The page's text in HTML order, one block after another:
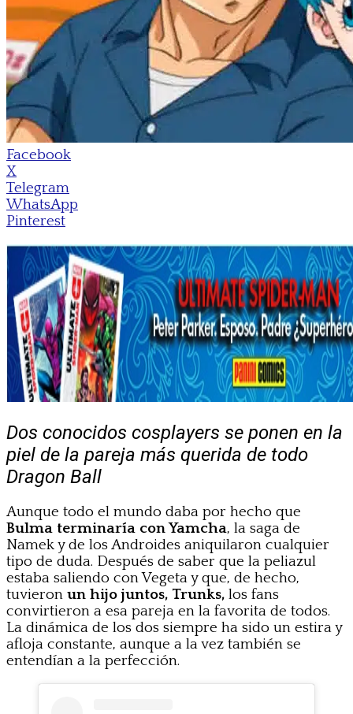
Facebook
X
Telegram
WhatsApp
Pinterest
Dos conocidos cosplayers se ponen en la
piel de la pareja más querida de todo
Dragon Ball
Aunque todo el mundo daba por hecho que
Bulma terminaría con Yamcha, la saga de
Namek y de los Androides aniquilaron cualquier
tipo de duda. Después de saber que la peliazul
estaba saliendo con Vegeta y que, de hecho,
tuvieron un hijo juntos, Trunks, los fans
convirtieron a esa pareja en la favorita de todos.
La dinámica de los dos siempre ha sido un estira y
afloja constante, aunque a la vez también se
entendían a la perfección.